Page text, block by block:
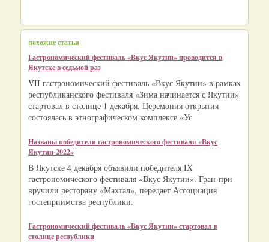
похожие статьи
Гастрономический фестиваль «Вкус Якутии» проводится в
Якутске в седьмой раз
VII гастрономический фестиваль «Вкус Якутии» в рамках
республиканского фестиваля «Зима начинается с Якутии»
стартовал в столице 1 декабря. Церемония открытия
состоялась в этнографическом комплексе «Ус
Названы победители гастрономического фестиваля «Вкус
Якутии-2022»
В Якутске 4 декабря объявили победителя IX
гастрономического фестиваля «Вкус Якутии». Гран-при
вручили ресторану «Махтал», передает Ассоциация
гостеприимства республики.
Гастрономический фестиваль «Вкус Якутии» стартовал в
столице республики